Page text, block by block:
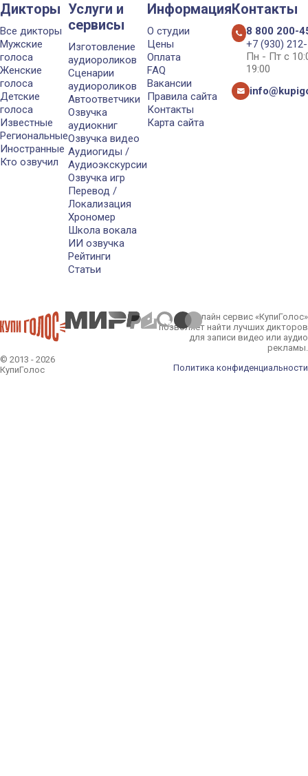
Дикторы
Все дикторы
Мужские
голоса
Женские
голоса
Детские
голоса
Известные
Региональные
Иностранные
Кто озвучил
Услуги и
сервисы
Изготовление
аудиороликов
Сценарии
аудиороликов
Автоответчики
Озвучка
аудиокниг
Озвучка видео
Аудиогиды /
Аудиоэкскурсии
Озвучка игр
Перевод /
Локализация
Хрономер
Школа вокала
ИИ озвучка
Рейтинги
Статьи
Информация
О студии
Цены
Оплата
FAQ
Вакансии
Правила сайта
Контакты
Карта сайта
Контакты
8 800 200-
+7 (930)
Пн - Пт с
19:00
© 2013 - 2026
КупиГолос
Онлайн сервис «КупиГолос»
позволяет найти лучших дикторов
для записи видео или аудио
рекламы.
Политика конфиденциальности